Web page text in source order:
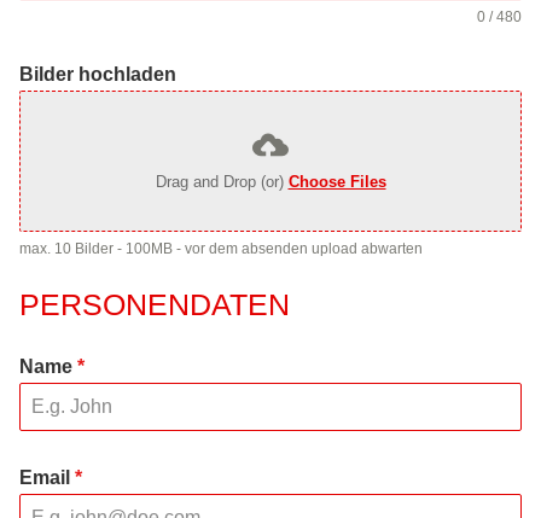
0 / 480
Bilder hochladen
Drag and Drop (or) Choose Files
max. 10 Bilder - 100MB - vor dem absenden upload abwarten
PERSONENDATEN
Name *
Email *